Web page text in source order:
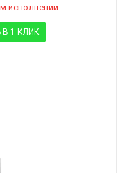
исполнении
В 1 КЛИК